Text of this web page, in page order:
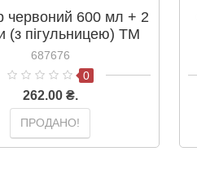
червоний 600 мл + 2
(з пігульницею) ТМ
/ Vansiton
687676
0
262.00 ₴.
ПРОДАНО!